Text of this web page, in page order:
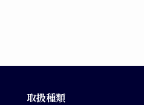
取扱種類